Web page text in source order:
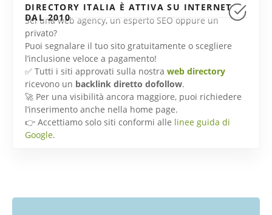
DIRECTORY ITALIA È ATTIVA SU INTERNET
DAL 2010
Sei una web agency, un esperto SEO oppure un
privato?
Puoi segnalare il tuo sito gratuitamente o scegliere
l’inclusione veloce a pagamento!
✅ Tutti i siti approvati sulla nostra web directory
ricevono un backlink diretto dofollow.
🚀 Per una visibilità ancora maggiore, puoi richiedere
l’inserimento anche nella home page.
👉 Accettiamo solo siti conformi alle linee guida di
Google.